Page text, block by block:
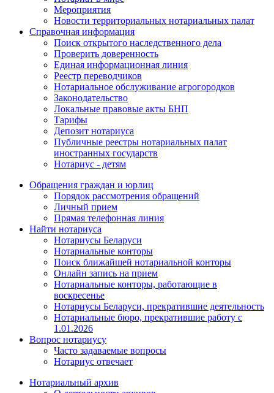
Мероприятия
Новости территориальных нотариальных палат
Справочная информация
Поиск открытого наследственного дела
Проверить доверенность
Единая информационная линия
Реестр переводчиков
Нотариальное обслуживание агрогородков
Законодательство
Локальные правовые акты БНП
Тарифы
Депозит нотариуса
Публичные реестры нотариальных палат
иностранных государств
Нотариус - детям
Обращения граждан и юрлиц
Порядок рассмотрения обращений
Личный прием
Прямая телефонная линия
Найти нотариуса
Нотариусы Беларуси
Нотариальные конторы
Поиск ближайшей нотариальной конторы
Онлайн запись на прием
Нотариальные конторы, работающие в
воскресенье
Нотариусы Беларуси, прекратившие деятельность
Нотариальные бюро, прекратившие работу с
1.01.2026
Вопрос нотариусу
Часто задаваемые вопросы
Нотариус отвечает
Нотариальный архив